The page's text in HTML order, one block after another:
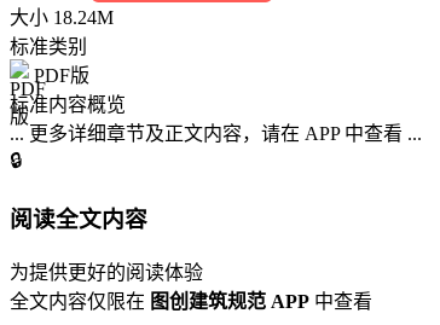
大小 18.24M
标准类别
PDF版
标准内容概览
... 更多详细章节及正文内容，请在 APP 中查看 ...
🔒
阅读全文内容
为提供更好的阅读体验
全文内容仅限在 图创建筑规范 APP 中查看